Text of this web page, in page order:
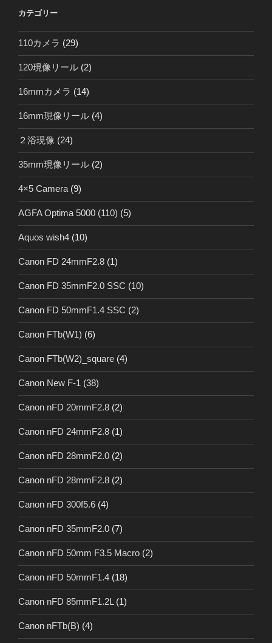
カテゴリー
110カメラ (29)
120現像リール (2)
16mmカメラ (14)
16mm現像リール (4)
２浴現像 (24)
35mm現像リール (2)
4×5 Camera (9)
AGFA Optima 5000 (110) (5)
Aquos wish4 (10)
Canon FD 24mmF2.8 (1)
Canon FD 35mmF2.0 SSC (10)
Canon FD 50mmF1.4 SSC (2)
Canon FTb(W1) (6)
Canon FTb(W2)_square (4)
Canon New F-1 (38)
Canon nFD 20mmF2.8 (2)
Canon nFD 24mmF2.8 (1)
Canon nFD 28mmF2.0 (2)
Canon nFD 28mmF2.8 (2)
Canon nFD 300f5.6 (4)
Canon nFD 35mmF2.0 (7)
Canon nFD 50mm F3.5 Macro (2)
Canon nFD 50mmF1.4 (18)
Canon nFD 85mmF1.2L (1)
Canon nFTb(B) (4)